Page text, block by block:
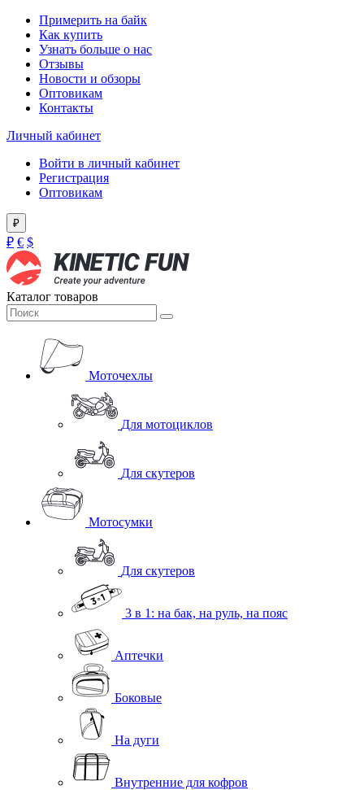
Примерить на байк
Как купить
Узнать больше о нас
Отзывы
Новости и обзоры
Оптовикам
Контакты
Личный кабинет
Войти в личный кабинет
Регистрация
Оптовикам
₽
₽ € $
Каталог товаров
Моточехлы
Для мотоциклов
Для скутеров
Мотосумки
Для скутеров
3 в 1: на бак, на руль, на пояс
Аптечки
Боковые
На дуги
Внутренние для кофров